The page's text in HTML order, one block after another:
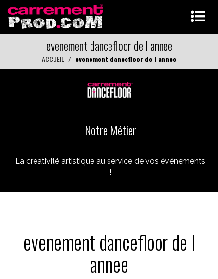
evenement dancefloor de l annee
ACCUEIL evenement dancefloor de l annee
Notre Métier
La créativité artistique au service de vos événements
!
evenement dancefloor de l
annee